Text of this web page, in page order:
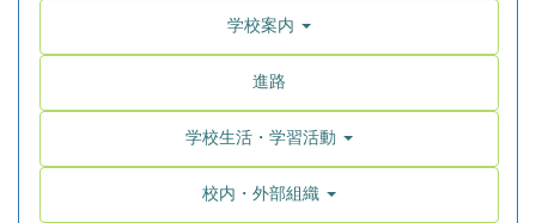
学校案内
進路
学校生活・学習活動
校内・外部組織